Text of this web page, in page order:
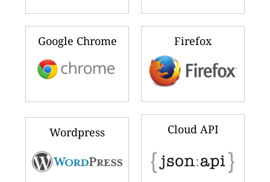
Google Chrome Firefox
Wordpress Cloud API